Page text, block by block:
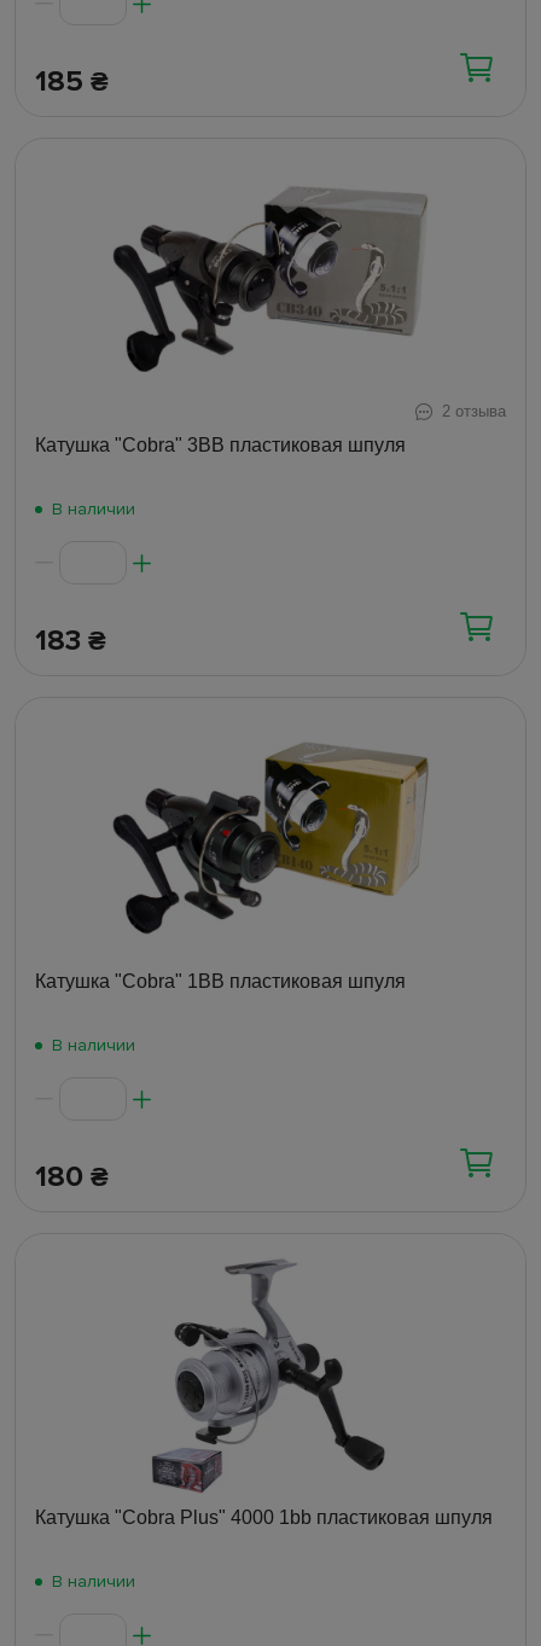
185 ₴
2 отзыва
Катушка "Cobra" 3ВВ пластиковая шпуля
В наличии
183 ₴
Катушка "Cobra" 1ВВ пластиковая шпуля
В наличии
180 ₴
Катушка "Cobra Plus" 4000 1bb пластиковая шпуля
В наличии